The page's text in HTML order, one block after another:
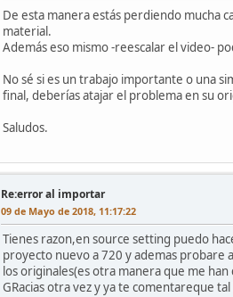
De esta manera estás perdiendo mucha
material.
Además eso mismo -reescalar el video-
No sé si es un trabajo importante o una
final, deberías atajar el problema en su
Saludos.
Re:error al importar
09 de Mayo de 2018, 11:17:22
Tienes razon,en source setting puedo
proyecto nuevo a 720 y ademas probare
los originales(es otra manera que me
GRacias otra vez y ya te comentareque